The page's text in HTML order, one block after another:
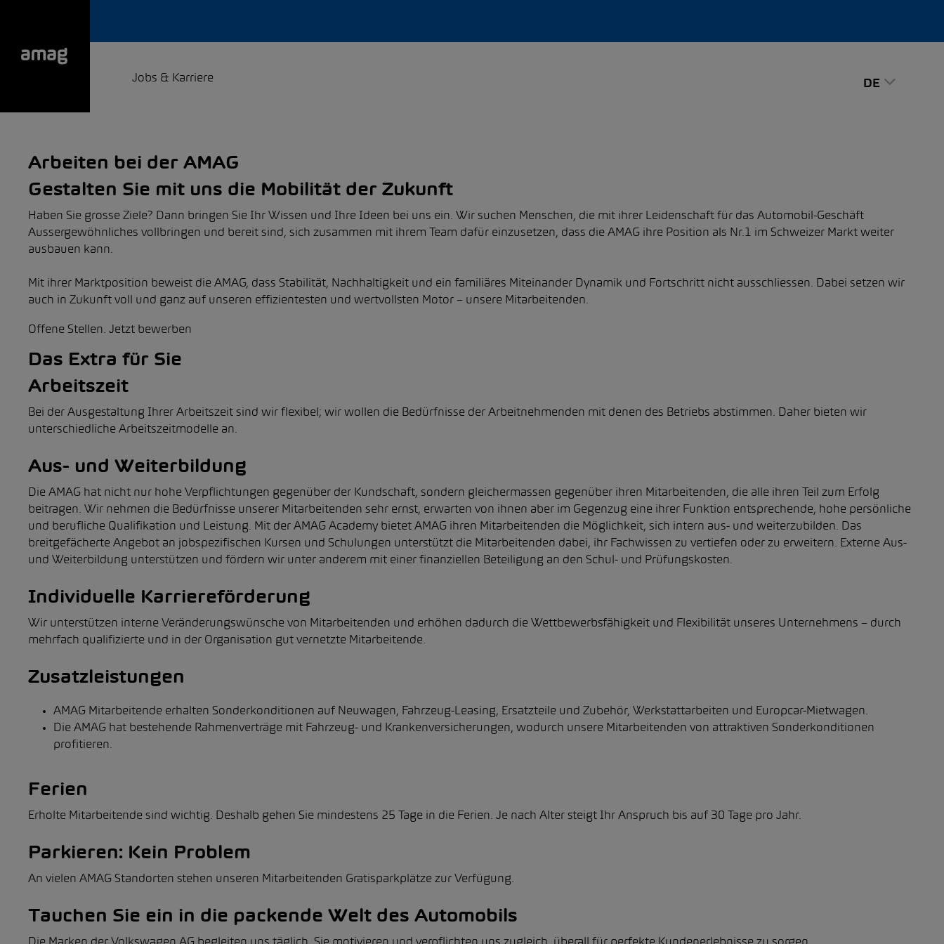
DE
Jobs & Karriere
Arbeiten bei der AMAG
Gestalten Sie mit uns die Mobilität der Zukunft
Haben Sie grosse Ziele? Dann bringen Sie Ihr Wissen und Ihre Ideen bei uns ein. Wir suchen Menschen, die mit ihrer Leidenschaft für das Automobil-Geschäft
Aussergewöhnliches vollbringen und bereit sind, sich zusammen mit ihrem Team dafür einzusetzen, dass die AMAG ihre Position als Nr.1 im Schweizer Markt weiter
ausbauen kann.
Mit ihrer Marktposition beweist die AMAG, dass Stabilität, Nachhaltigkeit und ein familiäres Miteinander Dynamik und Fortschritt nicht ausschliessen. Dabei setzen wir
auch in Zukunft voll und ganz auf unseren effizientesten und wertvollsten Motor – unsere Mitarbeitenden.
Offene Stellen. Jetzt bewerben
Das Extra für Sie
Arbeitszeit
Bei der Ausgestaltung Ihrer Arbeitszeit sind wir flexibel; wir wollen die Bedürfnisse der Arbeitnehmenden mit denen des Betriebs abstimmen. Daher bieten wir
unterschiedliche Arbeitszeitmodelle an.
Aus- und Weiterbildung
Die AMAG hat nicht nur hohe Verpflichtungen gegenüber der Kundschaft, sondern gleichermassen gegenüber ihren Mitarbeitenden, die alle ihren Teil zum Erfolg
beitragen. Wir nehmen die Bedürfnisse unserer Mitarbeitenden sehr ernst, erwarten von ihnen aber im Gegenzug eine ihrer Funktion entsprechende, hohe persönliche
und berufliche Qualifikation und Leistung. Mit der AMAG Academy bietet AMAG ihren Mitarbeitenden die Möglichkeit, sich intern aus- und weiterzubilden. Das
breitgefächerte Angebot an jobspezifischen Kursen und Schulungen unterstützt die Mitarbeitenden dabei, ihr Fachwissen zu vertiefen oder zu erweitern. Externe Aus-
und Weiterbildung unterstützen und fördern wir unter anderem mit einer finanziellen Beteiligung an den Schul- und Prüfungskosten.
Individuelle Karriereförderung
Wir unterstützen interne Veränderungswünsche von Mitarbeitenden und erhöhen dadurch die Wettbewerbsfähigkeit und Flexibilität unseres Unternehmens – durch
mehrfach qualifizierte und in der Organisation gut vernetzte Mitarbeitende.
Zusatzleistungen
AMAG Mitarbeitende erhalten Sonderkonditionen auf Neuwagen, Fahrzeug-Leasing, Ersatzteile und Zubehör, Werkstattarbeiten und Europcar-Mietwagen.
Die AMAG hat bestehende Rahmenverträge mit Fahrzeug- und Krankenversicherungen, wodurch unsere Mitarbeitenden von attraktiven Sonderkonditionen
profitieren.
Ferien
Erholte Mitarbeitende sind wichtig. Deshalb gehen Sie mindestens 25 Tage in die Ferien. Je nach Alter steigt Ihr Anspruch bis auf 30 Tage pro Jahr.
Parkieren: Kein Problem
An vielen AMAG Standorten stehen unseren Mitarbeitenden Gratisparkplätze zur Verfügung.
Tauchen Sie ein in die packende Welt des Automobils